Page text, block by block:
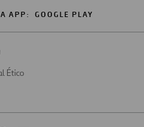
APP: GOOGLE PLAY
Ético